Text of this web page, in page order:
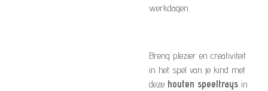
werkdagen.
Breng plezier en creativiteit
in het spel van je kind met
deze houten speeltrays in